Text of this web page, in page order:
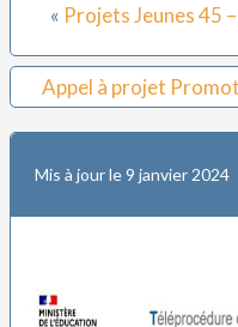
« Projets Jeunes 45
Appel à projet
Mis à jour le 9 janvier 2024